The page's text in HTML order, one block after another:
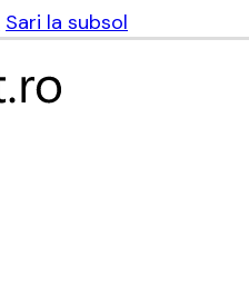
Sari la subsol